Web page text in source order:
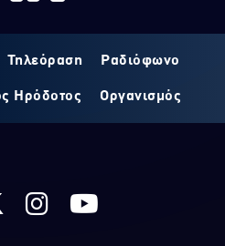
Τηλεόραση Ραδιόφωνο
Ηρόδοτος Οργανισμός